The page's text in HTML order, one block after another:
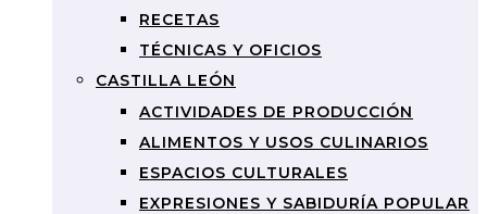
RECETAS
TÉCNICAS Y OFICIOS
CASTILLA LEÓN
ACTIVIDADES DE PRODUCCIÓN
ALIMENTOS Y USOS CULINARIOS
ESPACIOS CULTURALES
EXPRESIONES Y SABIDURÍA POPULAR